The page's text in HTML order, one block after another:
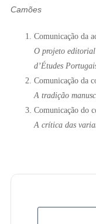
Camões
Comunicação da
O projeto
d’Études
Comunicação da
A tradição
Comunicação do
A crítica das